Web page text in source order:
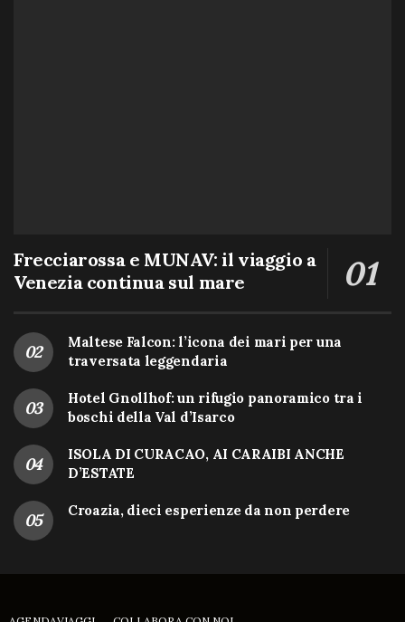
Frecciarossa e MUNAV: il viaggio a
Venezia continua sul mare
Maltese Falcon: l’icona dei mari per una
traversata leggendaria
Hotel Gnollhof: un rifugio panoramico tra i
boschi della Val d’Isarco
ISOLA DI CURACAO, AI CARAIBI ANCHE
D’ESTATE
Croazia, dieci esperienze da non perdere